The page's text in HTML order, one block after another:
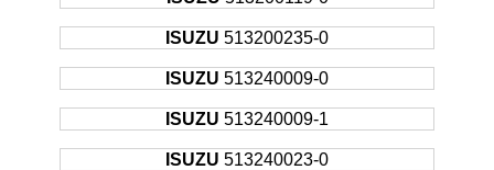
ISUZU 513200235-0
ISUZU 513240009-0
ISUZU 513240009-1
ISUZU 513240023-0